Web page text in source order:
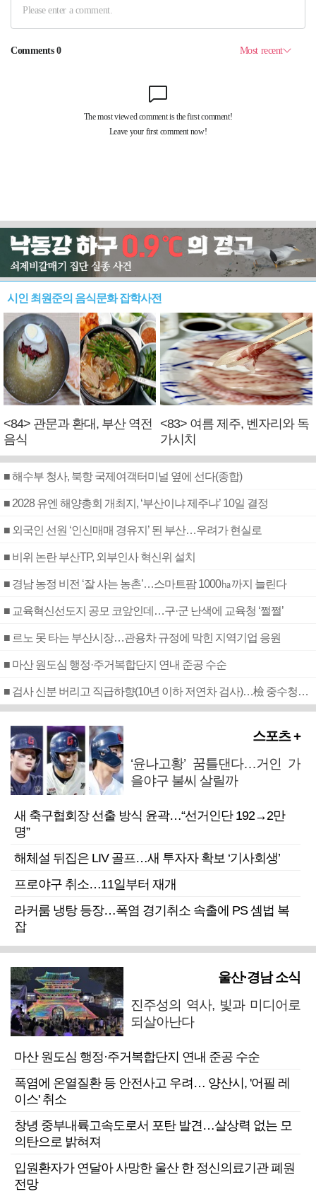
시인 최원준의 음식문화 잡학사전
<84> 관문과 환대, 부산 역전
음식
<83> 여름 제주, 벤자리와 독
가시치
■ 해수부 청사, 북항 국제여객터미널 옆에 선다(종합)
■ 2028 유엔 해양총회 개최지, ‘부산이냐 제주냐’ 10일 결정
■ 외국인 선원 ‘인신매매 경유지’ 된 부산…우려가 현실로
■ 비위 논란 부산TP, 외부인사 혁신위 설치
■ 경남 농정 비전 ‘잘 사는 농촌’…스마트팜 1000㏊까지 늘린다
■ 교육혁신선도지 공모 코앞인데…구·군 난색에 교육청 ‘쩔쩔’
■ 르노 못 타는 부산시장…관용차 규정에 막힌 지역기업 응원
■ 마산 원도심 행정·주거복합단지 연내 준공 수순
■ 검사 신분 버리고 직급하향(10년 이하 저연차 검사)…檢 중수청행 기피
스포츠 +
‘윤나고황’ 꿈틀댄다…거인 가
을야구 불씨 살릴까
새 축구협회장 선출 방식 윤곽…“선거인단 192→2만
명”
해체설 뒤집은 LIV 골프…새 투자자 확보 ‘기사회생’
프로야구 취소…11일부터 재개
라커룸 냉탕 등장…폭염 경기취소 속출에 PS 셈법 복
잡
울산·경남 소식
진주성의 역사, 빛과 미디어로
되살아난다
마산 원도심 행정·주거복합단지 연내 준공 수순
폭염에 온열질환 등 안전사고 우려… 양산시, '어필 레
이스' 취소
창녕 중부내륙고속도로서 포탄 발견…살상력 없는 모
의탄으로 밝혀져
입원환자가 연달아 사망한 울산 한 정신의료기관 폐원
전망